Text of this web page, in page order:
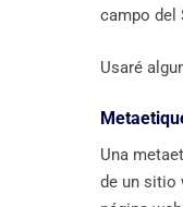
campo del
Usaré
Una
de un sitio